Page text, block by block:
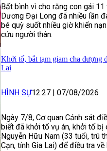
Bất bình vì cho rằng con gái
Dương Đại Long đã nhiều lần
bé quỳ suốt nhiều giờ khiến
cứu người thân.
Khởi tố, bắt tạm giam cha dượng
Lai
HÌNH SỰ12:27 07/08/2026
Ngày 7/8, Cơ quan Cảnh sát
biết đã khởi tố vụ án, khởi tố
Nguyễn Hữu Nam (33 tuổi, trú
Cạn, tỉnh Gia Lai) để điều tra